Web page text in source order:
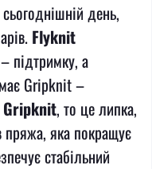
день,
Flyknit
– підтримку, а
Gripknit –
Gripknit, то це липка,
пряжа, яка покращує
стабільний